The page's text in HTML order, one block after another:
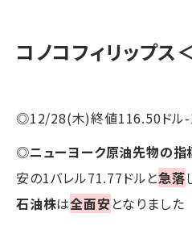
コノコフィリップス
◎12/28(木)終値116.50ドル-
◎ニューヨーク原油先物の指
安の1バレル71.77ドルと急落
石油株は全面安となりました